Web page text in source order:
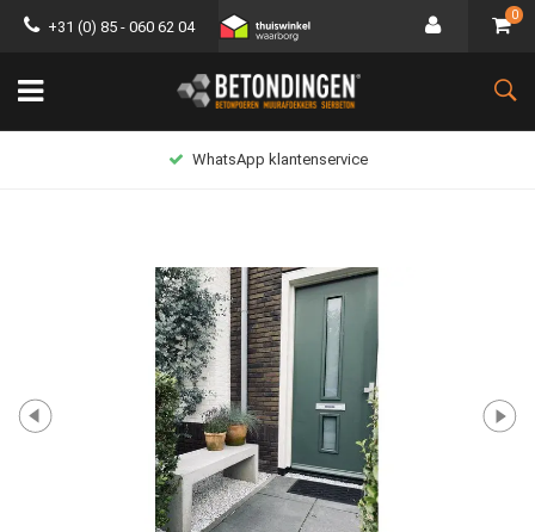
+31 (0) 85 - 060 62 04
0
WhatsApp klantenservice